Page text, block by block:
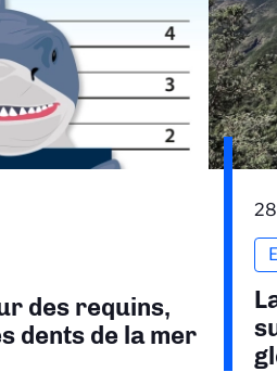
des requins,
dents de la mer